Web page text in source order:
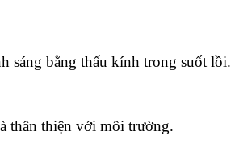
sáng bằng thấu kính trong suốt lồi.
thân thiện với môi trường.